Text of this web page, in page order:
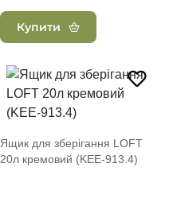
Купити
Ящик для зберігання LOFT
20л кремовий (KEE-913.4)